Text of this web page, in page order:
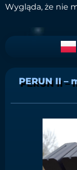
Wygląda, że nie
PERUN II –